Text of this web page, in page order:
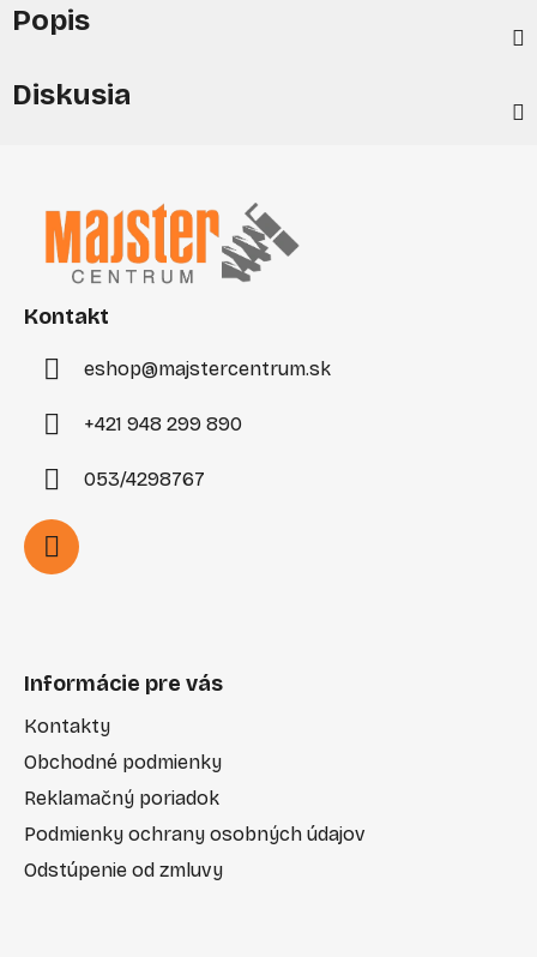
Popis
Diskusia
Kontakt
eshop@majstercentrum.sk
+421 948 299 890
053/4298767
Informácie pre vás
Kontakty
Obchodné podmienky
Reklamačný poriadok
Podmienky ochrany osobných údajov
Odstúpenie od zmluvy